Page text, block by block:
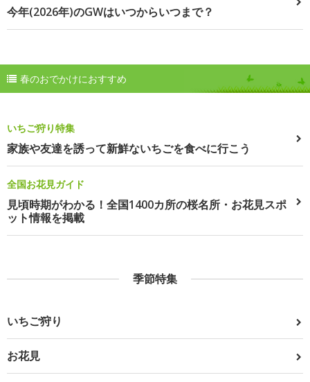
今年(2026年)のGWはいつからいつまで？
春のおでかけにおすすめ
いちご狩り特集
家族や友達を誘って新鮮ないちごを食べに行こう
全国お花見ガイド
見頃時期がわかる！全国1400カ所の桜名所・お花見スポ
ット情報を掲載
季節特集
いちご狩り
お花見